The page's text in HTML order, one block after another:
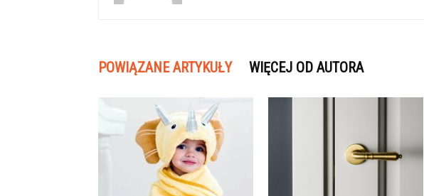
POWIĄZANE ARTYKUŁY WIĘCEJ OD AUTORA